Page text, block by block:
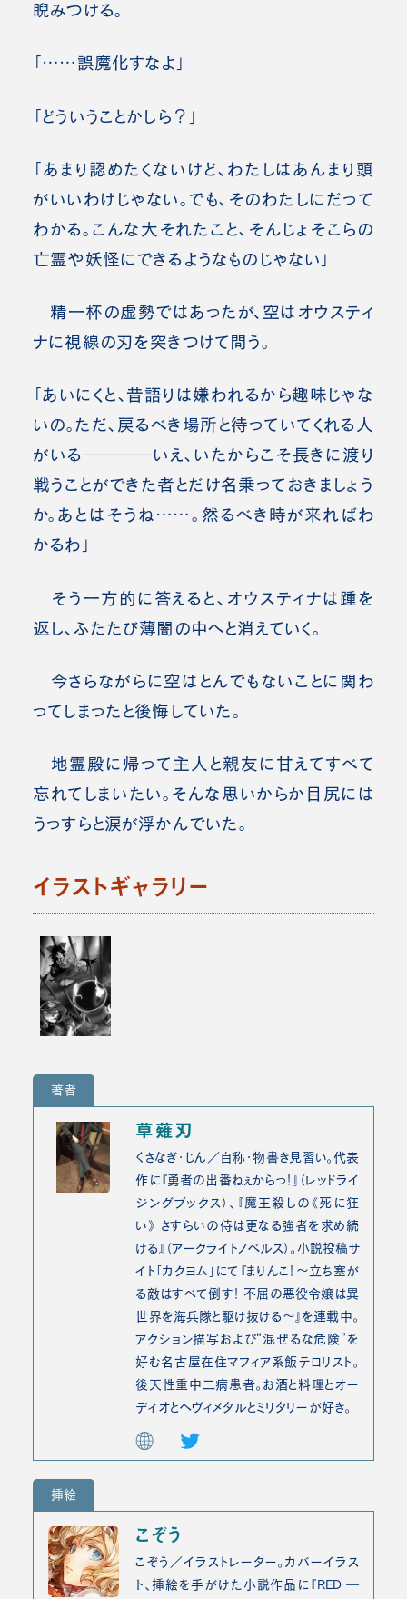
睨みつける。
「……誤魔化すなよ」
「どういうことかしら？」
「あまり認めたくないけど、わたしはあんまり頭
がいいわけじゃない。でも、そのわたしにだって
わかる。こんな大それたこと、そんじょそこらの
亡霊や妖怪にできるようなものじゃない」
精一杯の虚勢ではあったが、空はオウスティ
ナに視線の刃を突きつけて問う。
「あいにくと、昔語りは嫌われるから趣味じゃな
いの。ただ、戻るべき場所と待っていてくれる人
がいる――――いえ、 いたからこそ長きに渡り
戦うことができた者 とだけ名乗っておきましょう
か。あとはそうね……。然るべき時が来ればわ
かるわ」
そう一方的に答えると、オウスティナは踵を
返し、ふたたび薄闇の中へと消えていく。
今さらながらに空はとんでもないことに関わ
ってしまったと後悔していた。
地霊殿に帰って主人と親友に甘えてすべて
忘れてしまいたい。そんな思いからか目尻には
うっすらと涙が浮かんでいた。
イラストギャラリー
著者
草薙刃
くさなぎ・じん／自称・物書き見習い。代表
作に『勇者の出番ねぇからっ！』（レッドライ
ジングブックス）、『魔王殺しの《死に狂
い》 さすらいの侍は更なる強者を求め続
ける』（アークライトノベルス）。小説投稿サ
イト「カクヨム」にて『まりんこ！～立ち塞が
る敵はすべて倒す！ 不屈の悪役令嬢は異
世界を海兵隊と駆け抜ける～』を連載中。
アクション描写および“混ぜるな危険”を
好む名古屋在住マフィア系飯テロリスト。
後天性重中二病患者。お酒と料理とオー
ディオとヘヴィメタルとミリタリーが好き。
挿絵
こぞう
こぞう／イラストレーター。カバーイラス
ト、挿絵を手がけた小説作品に『RED ―